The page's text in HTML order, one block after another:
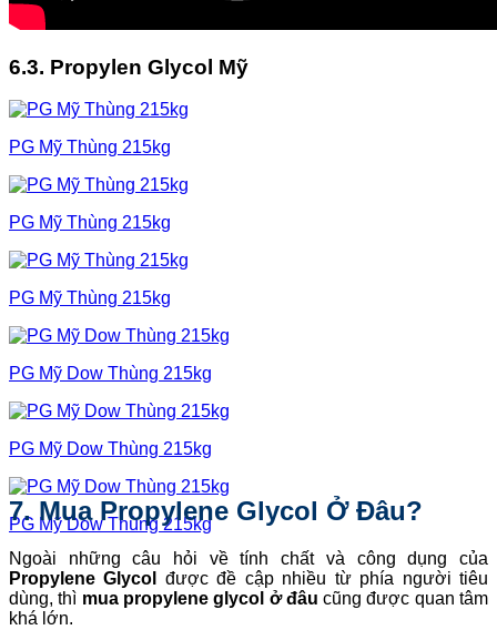
6.3. Propylen Glycol Mỹ
PG Mỹ Thùng 215kg
PG Mỹ Thùng 215kg
PG Mỹ Thùng 215kg
PG Mỹ Dow Thùng 215kg
PG Mỹ Dow Thùng 215kg
PG Mỹ Dow Thùng 215kg
7. Mua Propylene Glycol Ở Đâu?
Ngoài những câu hỏi về tính chất và công dụng của
Propylene Glycol
được đề cập nhiều từ phía người tiêu
dùng, thì mua propylene glycol ở đâu cũng được quan tâm
khá lớn.